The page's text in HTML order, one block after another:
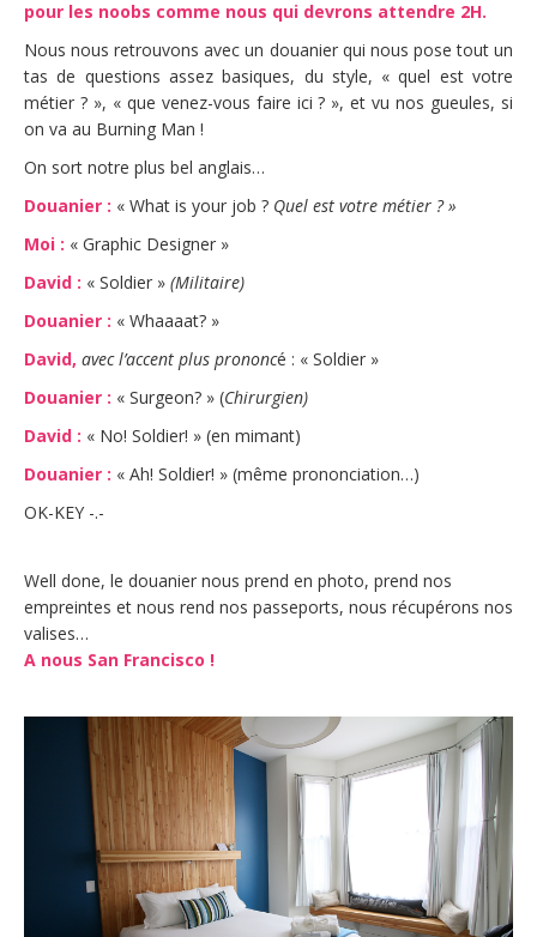
pour les noobs comme nous qui devrons attendre 2H.
Nous nous retrouvons avec un douanier qui nous pose tout un
tas de questions assez basiques, du style, « quel est votre
métier ? », « que venez-vous faire ici ? », et vu nos gueules, si
on va au Burning Man !
On sort notre plus bel anglais…
Douanier : « What is your job ? Quel est votre métier ? »
Moi : « Graphic Designer »
David : « Soldier » (Militaire)
Douanier : « Whaaaat? »
David, avec l’accent plus prononcé : « Soldier »
Douanier : « Surgeon? » (Chirurgien)
David : « No! Soldier! » (en mimant)
Douanier : « Ah! Soldier! » (même prononciation…)
OK-KEY -.-
Well done, le douanier nous prend en photo, prend nos
empreintes et nous rend nos passeports, nous récupérons nos
valises…
A nous San Francisco !